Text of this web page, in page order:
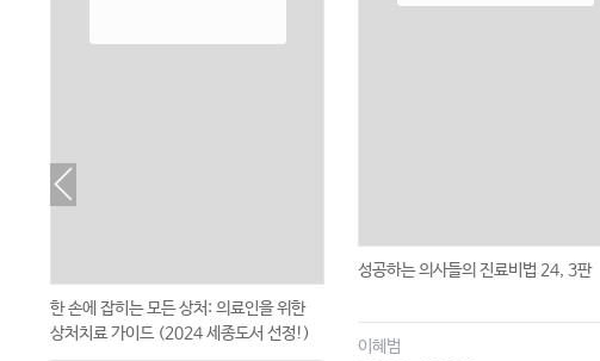
한 손에 잡히는 모든 상처: 의료인을 위한
상처치료 가이드 (2024 세종도서 선정!)
성공하는 의사들의 진료비법 24, 3판
이혜범